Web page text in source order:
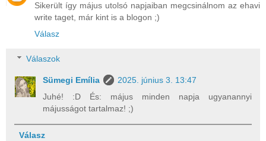
Sikerült így május utolsó napjaiban megcsinálnom az ehavi
write taget, már kint is a blogon ;)
Válasz
Válaszok
Sümegi Emília
2025. június 3. 13:47
Juhé! :D És: május minden napja ugyanannyi
májusságot tartalmaz! ;)
Válasz